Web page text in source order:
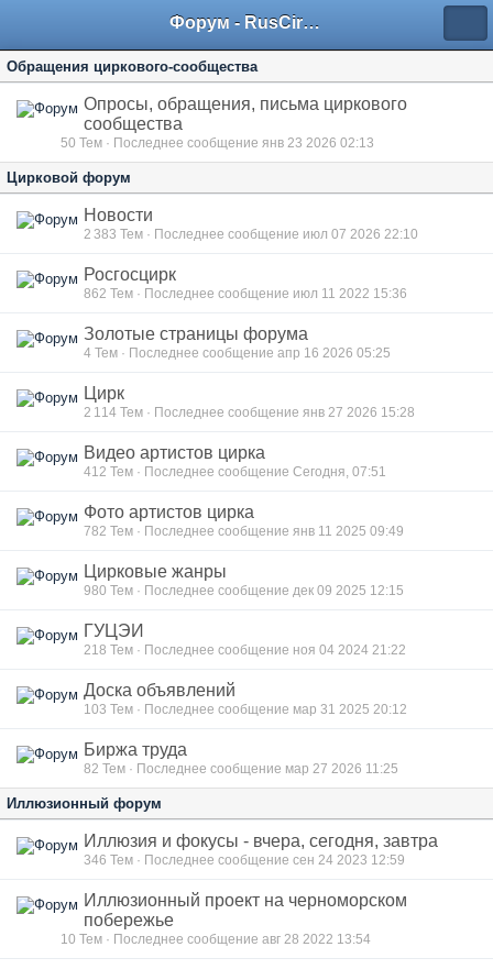
Форум - RusCircus.ru
Обращения циркового-сообщества
Опросы, обращения, письма циркового
сообщества
50 Тем · Последнее сообщение янв 23 2026 02:13
Цирковой форум
Новости
2 383 Тем · Последнее сообщение июл 07 2026 22:10
Росгосцирк
862 Тем · Последнее сообщение июл 11 2022 15:36
Золотые страницы форума
4 Тем · Последнее сообщение апр 16 2026 05:25
Цирк
2 114 Тем · Последнее сообщение янв 27 2026 15:28
Видео артистов цирка
412 Тем · Последнее сообщение Сегодня, 07:51
Фото артистов цирка
782 Тем · Последнее сообщение янв 11 2025 09:49
Цирковые жанры
980 Тем · Последнее сообщение дек 09 2025 12:15
ГУЦЭИ
218 Тем · Последнее сообщение ноя 04 2024 21:22
Доска объявлений
103 Тем · Последнее сообщение мар 31 2025 20:12
Биржа труда
82 Тем · Последнее сообщение мар 27 2026 11:25
Иллюзионный форум
Иллюзия и фокусы - вчера, сегодня, завтра
346 Тем · Последнее сообщение сен 24 2023 12:59
Иллюзионный проект на черноморском
побережье
10 Тем · Последнее сообщение авг 28 2022 13:54